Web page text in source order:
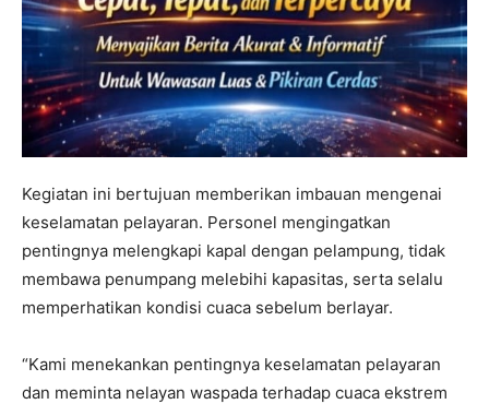
Kegiatan ini bertujuan memberikan imbauan mengenai
keselamatan pelayaran. Personel mengingatkan
pentingnya melengkapi kapal dengan pelampung, tidak
membawa penumpang melebihi kapasitas, serta selalu
memperhatikan kondisi cuaca sebelum berlayar.
“Kami menekankan pentingnya keselamatan pelayaran
dan meminta nelayan waspada terhadap cuaca ekstrem